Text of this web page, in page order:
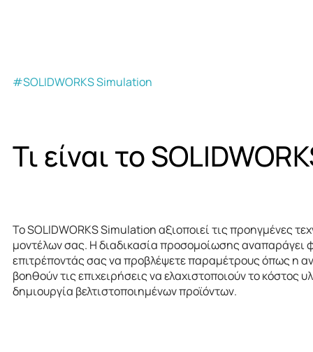
#SOLIDWORKS Simulation
Τι είναι το
Το SOLIDWORKS Simulation αξιοποιεί τις προηγμένες
μοντέλων σας. Η διαδικασία προσομοίωσης αναπαράγει
επιτρέποντάς σας να προβλέψετε παραμέτρους όπως η
βοηθούν τις επιχειρήσεις να ελαχιστοποιούν το κόστος
δημιουργία βελτιστοποιημένων προϊόντων.